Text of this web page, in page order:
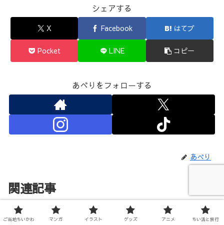
シェアする
X Facebook はてブ
Pocket LINE コピー
あべりをフォローする
あべり
関連記事
キャラクター
ハチワレってどんなキャラ？性
ご当地ちいかわ マンガ イラスト グッズ アニメ ちい活と旅行